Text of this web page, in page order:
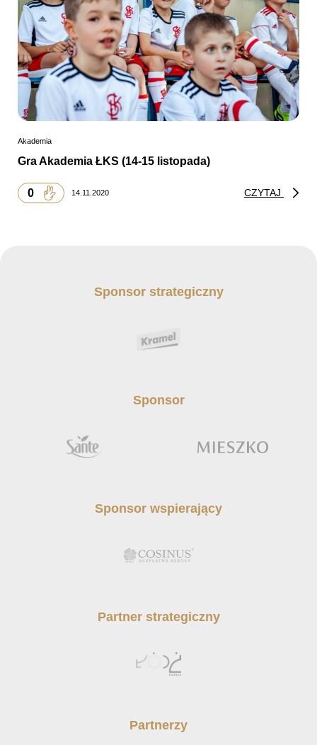
Akademia
Gra Akademia ŁKS (14-15 listopada)
0 14.11.2020 CZYTAJ
Sponsor strategiczny
Sponsor
Sponsor wspierający
Partner strategiczny
Partnerzy